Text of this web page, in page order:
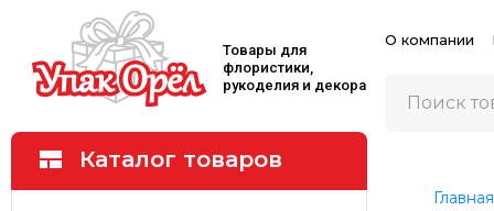
Товары для
флористики,
рукоделия и декора
О компании
Главная
Каталог товаров